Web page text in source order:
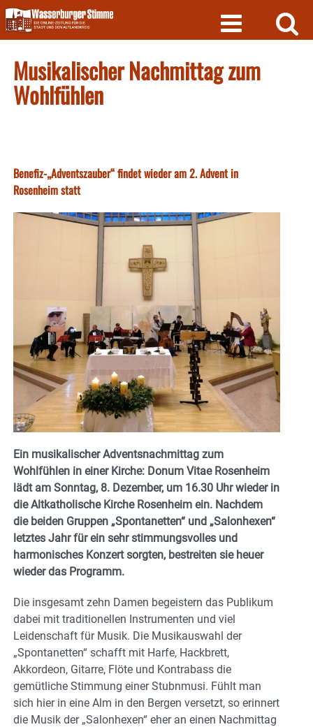
Skip
to
content
Musikalischer Nachmittag zum
Wohlfühlen
Benefiz-„Adventszauber“ findet wieder am 2. Advent in
Rosenheim statt
Ein musikalischer Adventsnachmittag zum
Wohlfühlen in einer Kirche: Donum Vitae Rosenheim
lädt am Sonntag, 8. Dezember, um 16.30 Uhr wieder in
die Altkatholische Kirche Rosenheim ein. Nachdem
die beiden Gruppen „Spontanetten“ und „Salonhexen“
letztes Jahr für ein sehr stimmungsvolles und
harmonisches Konzert sorgten, bestreiten sie heuer
wieder das Programm.
Die insgesamt zehn Damen begeistern das Publikum
dabei mit traditionellen Instrumenten und viel
Leidenschaft für Musik. Die Musikauswahl der
„Spontanetten“ schafft mit Harfe, Hackbrett,
Akkordeon, Gitarre, Flöte und Kontrabass die
gemütliche Stimmung einer Stubnmusi. Fühlt man
sich hier in eine Alm in den Bergen versetzt, so erinnert
die Musik der „Salonhexen“ eher an einen Nachmittag